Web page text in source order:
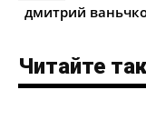
дмитрий
Читайте